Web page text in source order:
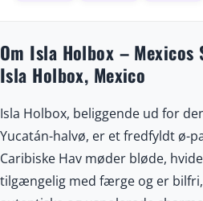
Om Isla Holbox –
Isla Holbox, Mexico
Isla Holbox, beliggende ud for
Yucatán-halvø, er et fredfyldt ø-
Caribiske Hav møder bløde,
tilgængelig med færge og er